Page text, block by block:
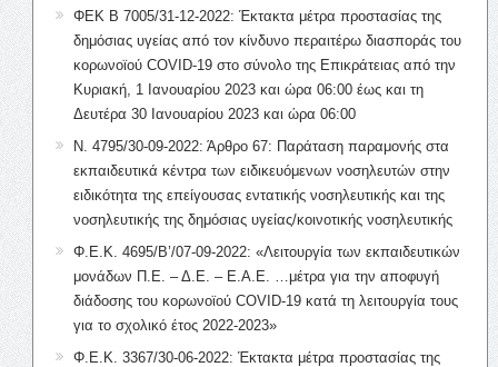
ΦΕΚ Β 7005/31-12-2022: Έκτακτα μέτρα προστασίας της
δημόσιας υγείας από τον κίνδυνο περαιτέρω διασποράς του
κορωνοϊού COVID-19 στο σύνολο της Επικράτειας από την
Κυριακή, 1 Ιανουαρίου 2023 και ώρα 06:00 έως και τη
Δευτέρα 30 Ιανουαρίου 2023 και ώρα 06:00
Ν. 4795/30-09-2022: Άρθρο 67: Παράταση παραμονής στα
εκπαιδευτικά κέντρα των ειδικευόμενων νοσηλευτών στην
ειδικότητα της επείγουσας εντατικής νοσηλευτικής και της
νοσηλευτικής της δημόσιας υγείας/κοινοτικής νοσηλευτικής
Φ.Ε.Κ. 4695/Β’/07-09-2022: «Λειτουργία των εκπαιδευτικών
μονάδων Π.Ε. – Δ.Ε. – Ε.Α.Ε. …μέτρα για την αποφυγή
διάδοσης του κορωνοϊού COVID-19 κατά τη λειτουργία τους
για το σχολικό έτος 2022-2023»
Φ.Ε.Κ. 3367/30-06-2022: Έκτακτα μέτρα προστασίας της